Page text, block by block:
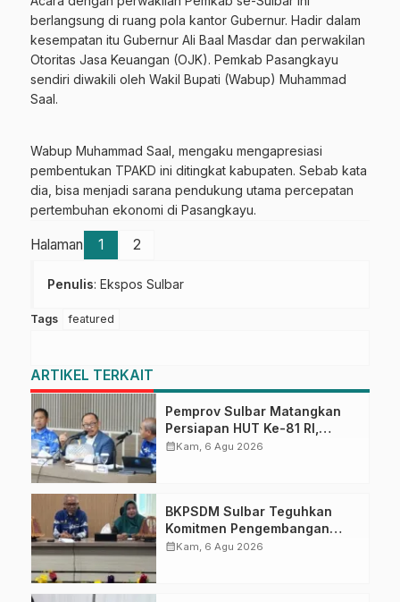
berlangsung di ruang pola kantor Gubernur. Hadir dalam
kesempatan itu Gubernur Ali Baal Masdar dan perwakilan
Otoritas Jasa Keuangan (OJK). Pemkab Pasangkayu
sendiri diwakili oleh Wakil Bupati (Wabup) Muhammad
Saal.
Wabup Muhammad Saal, mengaku mengapresiasi
pembentukan TPAKD ini ditingkat kabupaten. Sebab kata
dia, bisa menjadi sarana pendukung utama percepatan
pertembuhan ekonomi di Pasangkayu.
Halaman 1 2
Penulis: Ekspos Sulbar
Tags featured
ARTIKEL TERKAIT
Pemprov Sulbar Matangkan
Persiapan HUT Ke-81 RI,
Puncak Upacara di Lapangan
calendar_monthKam, 6 Agu 2026
BKPSDM Sulbar Teguhkan
Komitmen Pengembangan
Kompetensi ASN melalui
calendar_monthKam, 6 Agu 2026